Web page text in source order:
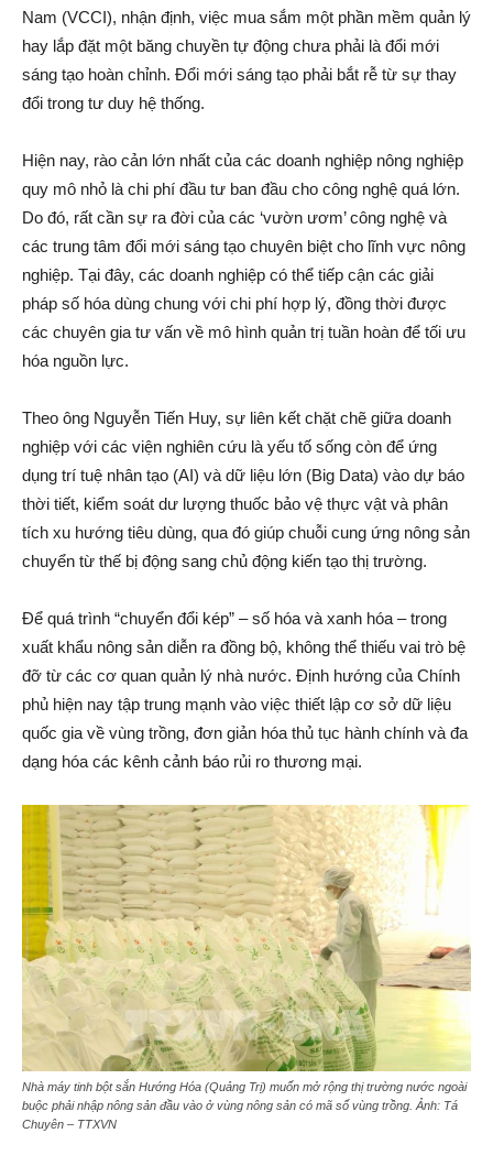
Nam (VCCI), nhận định, việc mua sắm một phần mềm quản lý
hay lắp đặt một băng chuyền tự động chưa phải là đổi mới
sáng tạo hoàn chỉnh. Đổi mới sáng tạo phải bắt rễ từ sự thay
đổi trong tư duy hệ thống.
Hiện nay, rào cản lớn nhất của các doanh nghiệp nông nghiệp
quy mô nhỏ là chi phí đầu tư ban đầu cho công nghệ quá lớn.
Do đó, rất cần sự ra đời của các ‘vườn ươm’ công nghệ và
các trung tâm đổi mới sáng tạo chuyên biệt cho lĩnh vực nông
nghiệp. Tại đây, các doanh nghiệp có thể tiếp cận các giải
pháp số hóa dùng chung với chi phí hợp lý, đồng thời được
các chuyên gia tư vấn về mô hình quản trị tuần hoàn để tối ưu
hóa nguồn lực.
Theo ông Nguyễn Tiến Huy, sự liên kết chặt chẽ giữa doanh
nghiệp với các viện nghiên cứu là yếu tố sống còn để ứng
dụng trí tuệ nhân tạo (AI) và dữ liệu lớn (Big Data) vào dự báo
thời tiết, kiểm soát dư lượng thuốc bảo vệ thực vật và phân
tích xu hướng tiêu dùng, qua đó giúp chuỗi cung ứng nông sản
chuyển từ thế bị động sang chủ động kiến tạo thị trường.
Để quá trình “chuyển đổi kép” – số hóa và xanh hóa – trong
xuất khẩu nông sản diễn ra đồng bộ, không thể thiếu vai trò bệ
đỡ từ các cơ quan quản lý nhà nước. Định hướng của Chính
phủ hiện nay tập trung mạnh vào việc thiết lập cơ sở dữ liệu
quốc gia về vùng trồng, đơn giản hóa thủ tục hành chính và đa
dạng hóa các kênh cảnh báo rủi ro thương mại.
Nhà máy tinh bột sắn Hướng Hóa (Quảng Trị) muốn mở rộng thị trường nước ngoài
buộc phải nhập nông sản đầu vào ở vùng nông sản có mã số vùng trồng. Ảnh: Tá
Chuyên – TTXVN